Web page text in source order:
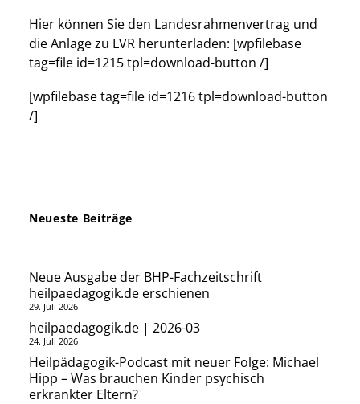
Hier können Sie den Landesrahmenvertrag und
die Anlage zu LVR herunterladen: [wpfilebase
tag=file id=1215 tpl=download-button /]
[wpfilebase tag=file id=1216 tpl=download-button
/]
Neueste Beiträge
Neue Ausgabe der BHP-Fachzeitschrift
heilpaedagogik.de erschienen
29. Juli 2026
heilpaedagogik.de | 2026-03
24. Juli 2026
Heilpädagogik-Podcast mit neuer Folge: Michael
Hipp – Was brauchen Kinder psychisch
erkrankter Eltern?